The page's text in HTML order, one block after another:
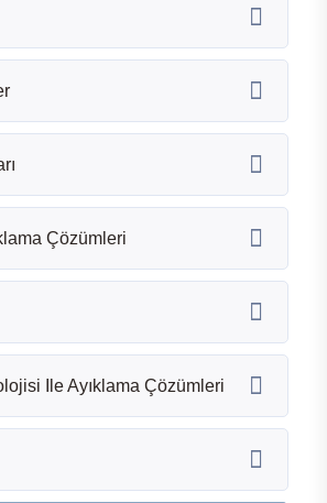
Çözümleri
Ile Ayıklama Çözümleri